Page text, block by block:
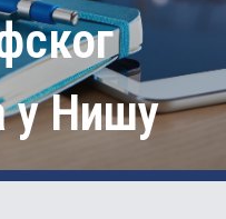
у Нишу